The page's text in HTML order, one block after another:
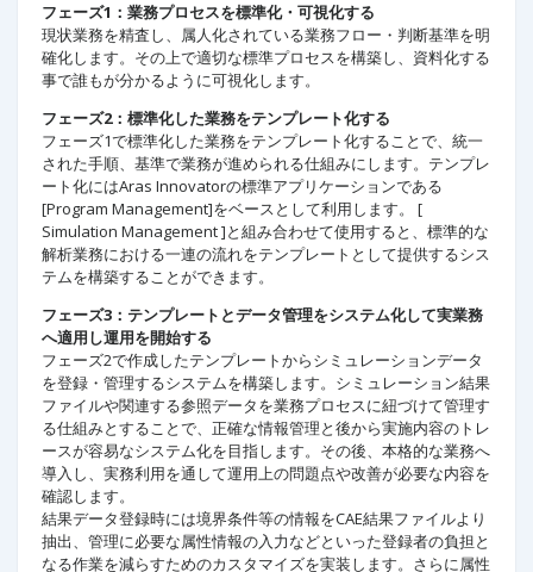
フェーズ1：業務プロセスを標準化・可視化する
現状業務を精査し、属人化されている業務フロー・判断基準を明
確化します。その上で適切な標準プロセスを構築し、資料化する
事で誰もが分かるように可視化します。
フェーズ2：標準化した業務をテンプレート化する
フェーズ1で標準化した業務をテンプレート化することで、統一
された手順、基準で業務が進められる仕組みにします。テンプレ
ート化にはAras Innovatorの標準アプリケーションである
[Program Management]をベースとして利用します。 [
Simulation Management ]と組み合わせて使用すると、標準的な
解析業務における一連の流れをテンプレートとして提供するシス
テムを構築することができます。
フェーズ3：テンプレートとデータ管理をシステム化して実業務
へ適用し運用を開始する
フェーズ2で作成したテンプレートからシミュレーションデータ
を登録・管理するシステムを構築します。シミュレーション結果
ファイルや関連する参照データを業務プロセスに紐づけて管理す
る仕組みとすることで、正確な情報管理と後から実施内容のトレ
ースが容易なシステム化を目指します。その後、本格的な業務へ
導入し、実務利用を通して運用上の問題点や改善が必要な内容を
確認します。
結果データ登録時には境界条件等の情報をCAE結果ファイルより
抽出、管理に必要な属性情報の入力などといった登録者の負担と
なる作業を減らすためのカスタマイズを実装します。さらに属性